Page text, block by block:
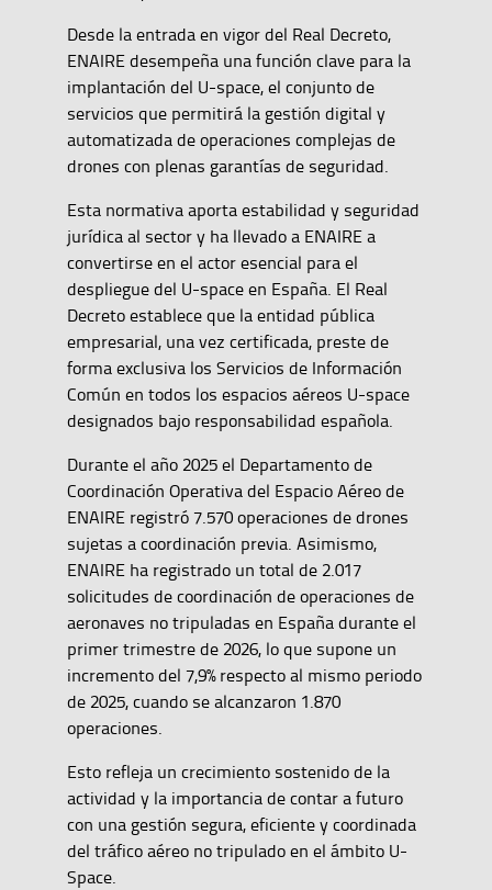
Desde la entrada en vigor del Real Decreto,
ENAIRE desempeña una función clave para la
implantación del U-space, el conjunto de
servicios que permitirá la gestión digital y
automatizada de operaciones complejas de
drones con plenas garantías de seguridad.
Esta normativa aporta estabilidad y seguridad
jurídica al sector y ha llevado a ENAIRE a
convertirse en el actor esencial para el
despliegue del U-space en España. El Real
Decreto establece que la entidad pública
empresarial, una vez certificada, preste de
forma exclusiva los Servicios de Información
Común en todos los espacios aéreos U-space
designados bajo responsabilidad española.
Durante el año 2025 el Departamento de
Coordinación Operativa del Espacio Aéreo de
ENAIRE registró 7.570 operaciones de drones
sujetas a coordinación previa. Asimismo,
ENAIRE ha registrado un total de 2.017
solicitudes de coordinación de operaciones de
aeronaves no tripuladas en España durante el
primer trimestre de 2026, lo que supone un
incremento del 7,9% respecto al mismo periodo
de 2025, cuando se alcanzaron 1.870
operaciones.
Esto refleja un crecimiento sostenido de la
actividad y la importancia de contar a futuro
con una gestión segura, eficiente y coordinada
del tráfico aéreo no tripulado en el ámbito U-
Space.